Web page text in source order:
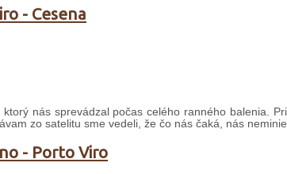
- Cesena
nás sprevádzal počas celého ranného balenia.
zo satelitu sme vedeli, že čo nás čaká, nás neminie.
- Porto Viro